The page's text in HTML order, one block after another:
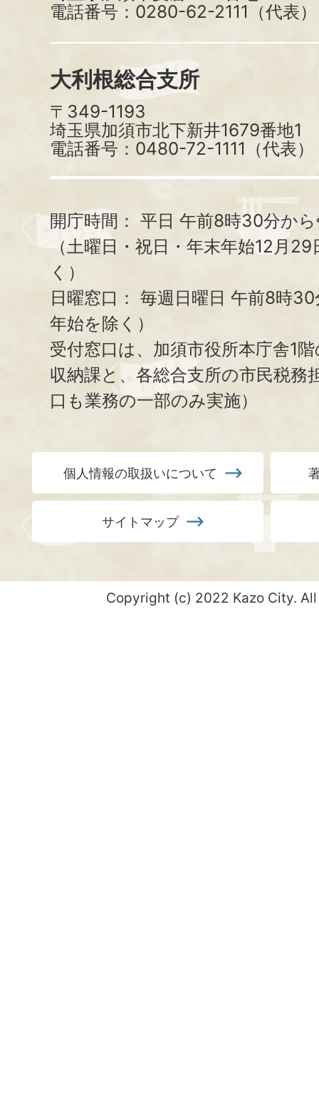
電話番号：0280-62-2111（代表）
大利根総合支所
〒349-1193
埼玉県加須市北下新井1679番地1
電話番号：0480-72-1111（代表）
開庁時間： 平日 午前8時30分か
（土曜日・祝日・年末年始12月
く）
日曜窓口： 毎週日曜日 午前8時
年始を除く）
受付窓口は、加須市役所本庁舎1
収納課と、 各総合支所の市民税務
口も業務の一部のみ実施）
個人情報の取扱いについて
サイトマップ
Copyright (c) 2022 Kazo City.